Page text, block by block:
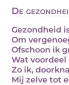
De
Gezondheid
Om
Ofschoon ik
Wat voordeel
Zo ik,
Mij zelve tot